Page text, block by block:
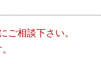
ご相談下さい。